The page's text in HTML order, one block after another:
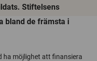
Stiftelsens
bland de främsta i
ha möjlighet att finansiera